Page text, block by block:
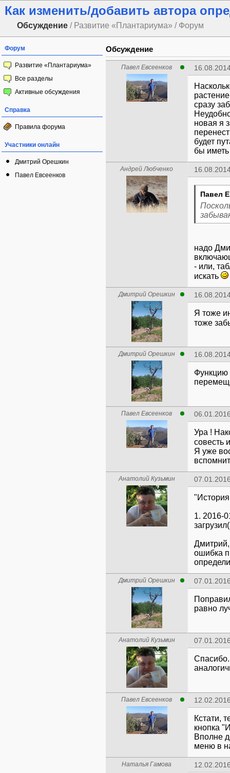
Как изменить/добавить автора
Обсуждение / Развитие «Плантариума» / Форум
Форум
Развитие «Плантариума»
Все разделы
Активные обсуждения
Справка
Правила форума
Участники онлайн
Дмитрий Орешкин
Павел Евсеенков
Обсуждение
Павел Евсеенков
сразу
новая я
будет
бы иметь
Андрей Любченко
Павел
надо
- или,
искать
Дмитрий Орешкин
Я тоже
тоже
Дмитрий Орешкин
Функцию
Павел Евсеенков
Ура !
совесть
Я уже
Анатолий Кузьмин
1. 2016-
Дмитрий,
ошибка
Дмитрий Орешкин
равно
Анатолий Кузьмин
Павел Евсеенков
Кстати,
кнопка
Вполне
меню в
Наталья Гамова